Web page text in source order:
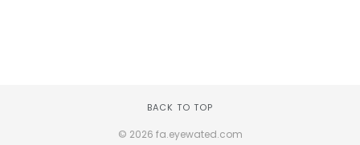
BACK TO TOP
© 2026 fa.eyewated.com